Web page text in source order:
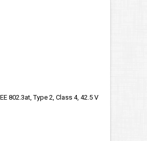
802.3at, Type 2, Class 4, 42.5 V